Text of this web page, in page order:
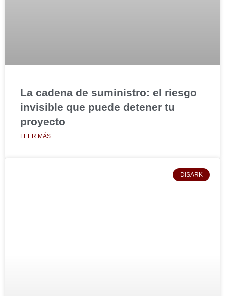
La cadena de suministro: el riesgo
invisible que puede detener tu
proyecto
LEER MÁS +
DISARK